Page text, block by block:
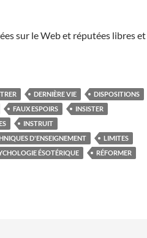
sur le Web et réputées libres et
DERNIÈRE VIE
DISPOSITIONS
FAUX ESPOIRS
INSISTER
INSTRUIT
D'ENSEIGNEMENT
LIMITES
ÉSOTÉRIQUE RÉFORMER